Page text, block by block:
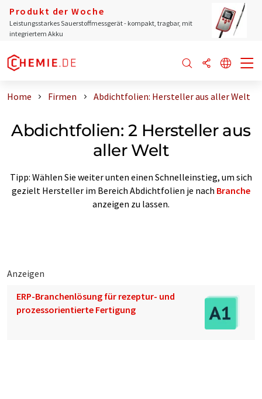
Produkt der Woche
Leistungsstarkes Sauerstoffmessgerät - kompakt, tragbar, mit
integriertem Akku
Home Firmen Abdichtfolien: Hersteller aus aller Welt
Abdichtfolien: 2 Hersteller aus
aller Welt
Tipp: Wählen Sie weiter unten einen Schnelleinstieg, um sich
gezielt Hersteller im Bereich Abdichtfolien je nach Branche
anzeigen zu lassen.
Anzeigen
ERP-Branchenlösung für rezeptur- und
prozessorientierte Fertigung